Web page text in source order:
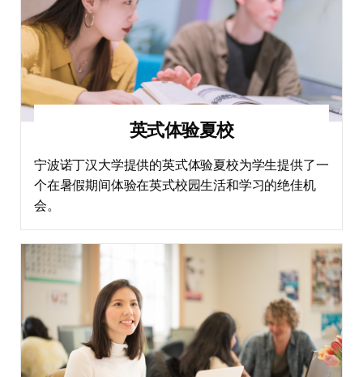
英式体验夏校
宁波诺丁汉大学提供的英式体验夏校为学生提供了一
个在暑假期间体验在英式校园生活和学习的绝佳机
会。